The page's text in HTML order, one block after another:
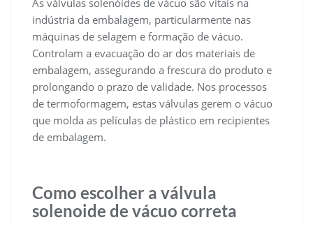
indústria da embalagem, particularmente nas
máquinas de selagem e formação de vácuo.
Controlam a evacuação do ar dos materiais de
embalagem, assegurando a frescura do produto e
prolongando o prazo de validade. Nos processos
de termoformagem, estas válvulas gerem o vácuo
que molda as películas de plástico em recipientes
de embalagem.
Como escolher a válvula
solenoide de vácuo correta